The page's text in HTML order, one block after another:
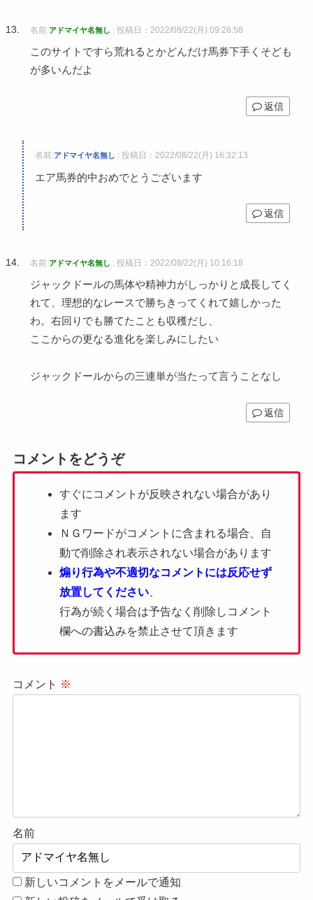
名前:アドマイヤ名無し : 投稿日：2022/08/22(月) 09:28:58
このサイトですら荒れるとかどんだけ馬券下手くそども
が多いんだよ
返信
名前:アドマイヤ名無し : 投稿日：2022/08/22(月) 16:32:13
エア馬券的中おめでとうございます
返信
名前:アドマイヤ名無し : 投稿日：2022/08/22(月) 10:16:18
ジャックドールの馬体や精神力がしっかりと成長してく
れて、理想的なレースで勝ちきってくれて嬉しかった
わ。右回りでも勝てたことも収穫だし、
ここからの更なる進化を楽しみにしたい
ジャックドールからの三連単が当たって言うことなし
返信
コメントをどうぞ
すぐにコメントが反映されない場合があり
ます
ＮＧワードがコメントに含まれる場合、自
動で削除され表示されない場合があります
煽り行為や不適切なコメントには反応せず
放置してください
行為が続く場合は予告なく削除しコメント
欄への書込みを禁止させて頂きます
コメント ※
名前
新しいコメントをメールで通知